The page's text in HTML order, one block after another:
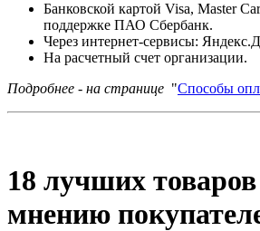
Банковской картой Visa, Master
поддержке ПАО Сбербанк.
Через интернет-сервисы:
На расчетный счет организации.
Подробнее - на странице "Способы
18 лучших
мнению